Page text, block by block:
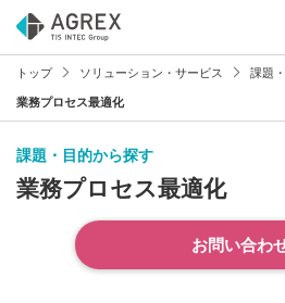
トップ ソリューション・サービス 課題
業務プロセス最適化
課題・目的から探す
業務プロセス最適化
お問い合わ